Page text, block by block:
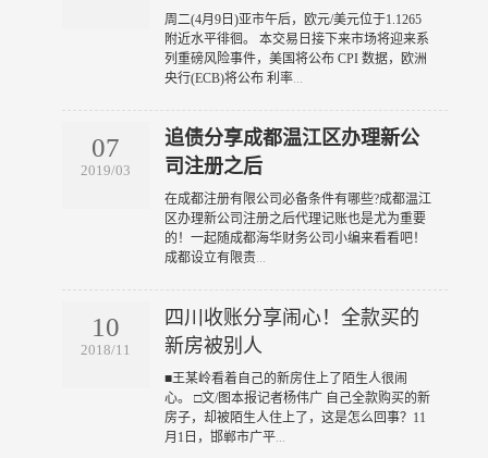
​周二(4月9日)亚市午后，欧元/美元位于1.1265
附近水平徘徊。 本交易日接下来市场将迎来系
列重磅风险事件，美国将公布 CPI 数据，欧洲
央行(ECB)将公布 利率...
07
2019/03
追债分享成都温江区办理新公
司注册之后
​在成都注册有限公司必备条件有哪些?成都温江
区办理新公司注册之后代理记账也是尤为重要
的！一起随成都海华财务公司小编来看看吧！
成都设立有限责...
10
2018/11
四川收账分享闹心！全款买的
新房被别人
​■王某岭看着自己的新房住上了陌生人很闹
心。 □文/图本报记者杨伟广 自己全款购买的新
房子，却被陌生人住上了，这是怎么回事？11
月1日，邯郸市广平...